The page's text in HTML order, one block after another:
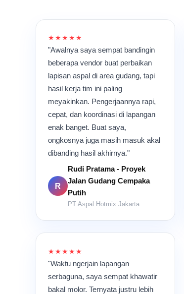
★★★★★
"Awalnya saya sempat bandingin
beberapa vendor buat perbaikan
lapisan aspal di area gudang, tapi
hasil kerja tim ini paling
meyakinkan. Pengerjaannya rapi,
cepat, dan koordinasi di lapangan
enak banget. Buat saya,
ongkosnya juga masih masuk akal
dibanding hasil akhirnya."
R
Rudi Pratama - Proyek
Jalan Gudang Cempaka
Putih
PT Aspal Hotmix Jakarta
★★★★★
"Waktu ngerjain lapangan
serbaguna, saya sempat khawatir
bakal molor. Ternyata justru lebih